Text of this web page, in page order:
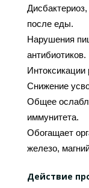
после еды.
Нарушения
антибиотиков.
Интоксикации
Снижение
Общее
иммунитета.
Обогащает
железо,
Действие